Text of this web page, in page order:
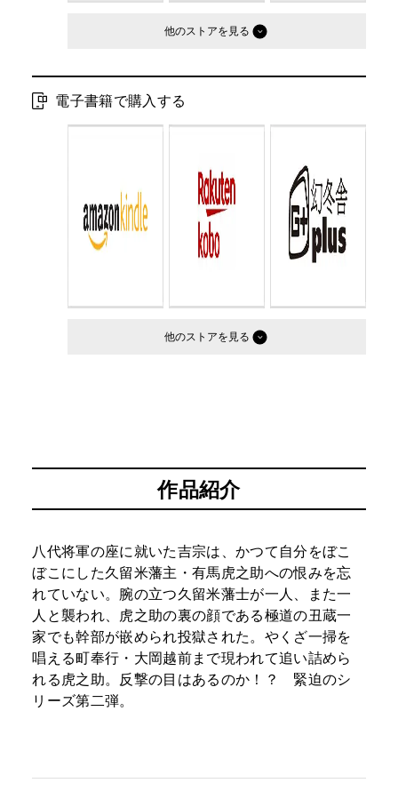
他のストア
電子書籍で購入する
他のストア
作品紹介
八代将軍の座に就いた吉宗は、かつて自分をぼこ
ぼこにした久留米藩主・有馬虎之助への恨みを忘
れていない。腕の立つ久留米藩士が一人、また一
人と襲われ、虎之助の裏の顔である極道の丑蔵一
家でも幹部が嵌められ投獄された。やくざ一掃を
唱える町奉行・大岡越前まで現われて追い詰めら
れる虎之助。反撃の目はあるのか！？ 緊迫のシ
リーズ第二弾。